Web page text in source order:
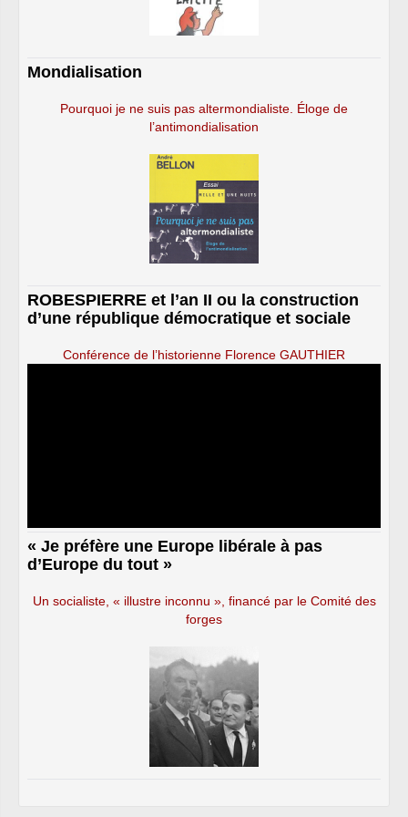
Mondialisation
Pourquoi je ne suis pas altermondialiste. Éloge de
l’antimondialisation
ROBESPIERRE et l’an II ou la construction
d’une république démocratique et sociale
Conférence de l’historienne Florence GAUTHIER
« Je préfère une Europe libérale à pas
d’Europe du tout »
Un socialiste, « illustre inconnu », financé par le Comité des
forges